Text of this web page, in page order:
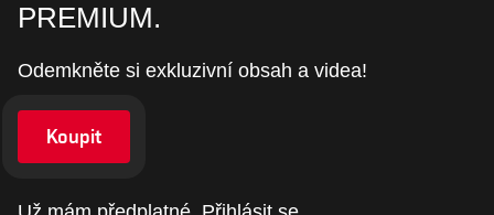
PREMIUM.
Odemkněte si exkluzivní obsah a videa!
Koupit